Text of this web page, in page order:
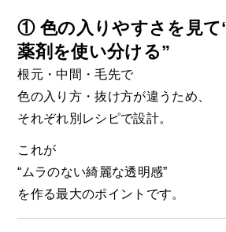
① 色の入りやすさを見て
薬剤を使い分ける”
根元・中間・毛先で
色の入り方・抜け方が違うため、
それぞれ別レシピで設計。
これが
“ムラのない綺麗な透明感”
を作る最大のポイントです。